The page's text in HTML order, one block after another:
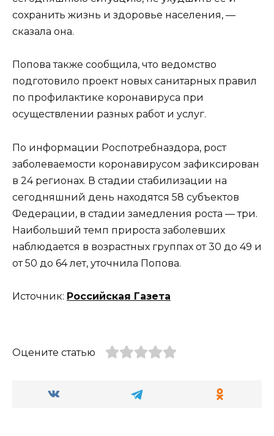
сохранить жизнь и здоровье населения, —
сказала она.
Попова также сообщила, что ведомство
подготовило проект новых санитарных правил
по профилактике коронавируса при
осуществлении разных работ и услуг.
По информации Роспотребназдора, рост
заболеваемости коронавирусом зафиксирован
в 24 регионах. В стадии стабилизации на
сегодняшний день находятся 58 субъектов
Федерации, в стадии замедления роста — три.
Наибольший темп прироста заболевших
наблюдается в возрастных группах от 30 до 49 и
от 50 до 64 лет, уточнила Попова.
Источник: Российская Газета
Оцените статью